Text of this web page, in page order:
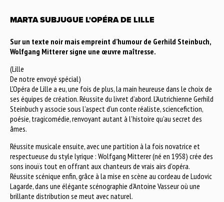
MARTA SUBJUGUE L'OPÉRA DE LILLE
Sur un texte noir mais empreint d’humour de Gerhild Steinbuch,
Wolfgang Mitterer signe une œuvre maîtresse.
(Lille
De notre envoyé spécial)
L’Opéra de Lille a eu, une fois de plus, la main heureuse dans le choix de
ses équipes de création. Réussite du livret d’abord. L’Autrichienne Gerhild
Steinbuch y associe sous l’aspect d’un conte réaliste, sciencefiction,
poésie, tragicomédie, renvoyant autant à l’histoire qu’au secret des
âmes.
Réussite musicale ensuite, avec une partition à la fois novatrice et
respectueuse du style lyrique : Wolfgang Mitterer (né en 1958) crée des
sons inouïs tout en offrant aux chanteurs de vrais airs d’opéra.
Réussite scénique enfin, grâce à la mise en scène au cordeau de Ludovic
Lagarde, dans une élégante scénographie d’Antoine Vasseur où une
brillante distribution se meut avec naturel.